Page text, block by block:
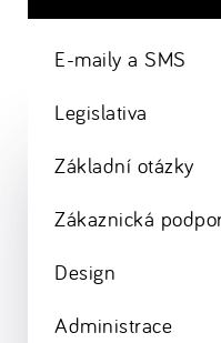
E-maily a SMS
Legislativa
Základní otázky
Zákaznická
Design
Administrace